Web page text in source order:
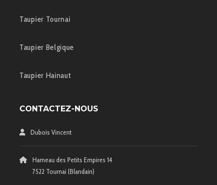
Taupier Tournai
Taupier Belgique
Taupier Hainaut
CONTACTEZ-NOUS
Dubois Vincent
Hameau des Petits Empires 14
7522 Tournai (Blandain)